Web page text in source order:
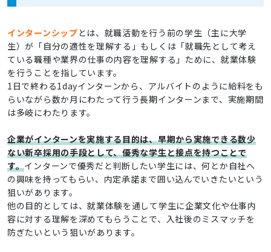
インターンシップとは、就職活動を行う前の学生（主に大学
生）が「自分の適性を理解する」もしくは「就職先として考え
ている職種や業界の仕事の内容を理解する」ために、就業体験
を行うことを指しています。
1日で終わる1dayインターンから、アルバイトのように給料をも
らいながら数か月にわたって行う長期インターンまで、実施期間
は多岐にわたります。
企業がインターンを実施する目的は、早期から実施できる数少
ない新卒採用の手段として、優秀な学生と接点を持つことで
す。インターンで優秀だと判断したい学生には、何とか自社へ
の興味を持ってもらい、内定承諾まで囲い込んでいきたいという
狙いがあります。
他の目的としては、就業体験を通して学生に企業文化や仕事内
容に対する理解を深めてもらうことで、入社後のミスマッチを
防ぎたいという狙いがあります。